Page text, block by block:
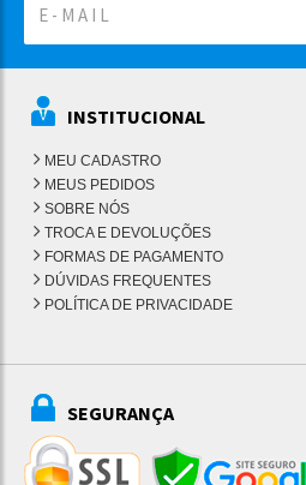
INSTITUCIONAL
MEU CADASTRO
MEUS PEDIDOS
SOBRE NÓS
TROCA E DEVOLUÇÕES
FORMAS DE PAGAMENTO
DÚVIDAS FREQUENTES
POLÍTICA DE PRIVACIDADE
SEGURANÇA